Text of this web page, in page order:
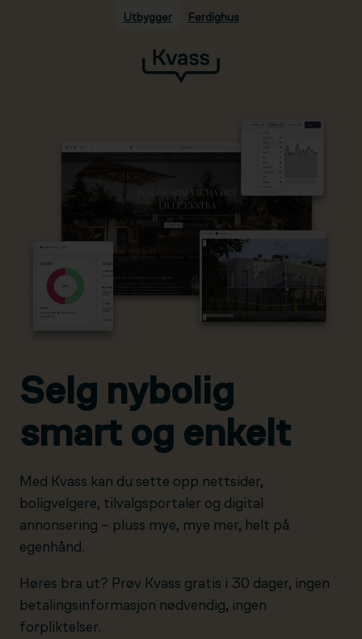
Hopp til hovedinnhold
Utbygger Ferdighus
Selg nybolig
smart og enkelt
Med Kvass kan du sette opp nettsider,
boligvelgere, tilvalgsportaler og digital
annonsering – pluss mye, mye mer, helt på
egenhånd.
Høres bra ut? Prøv Kvass gratis i 30 dager, ingen
betalingsinformasjon nødvendig, ingen
forpliktelser.